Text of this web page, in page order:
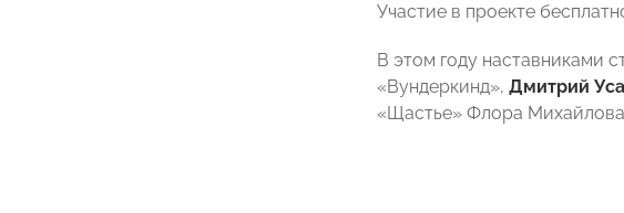
Участие в проекте
В этом году наставниками
«Вундеркинд», Дмитрий
«Щастье» Флора